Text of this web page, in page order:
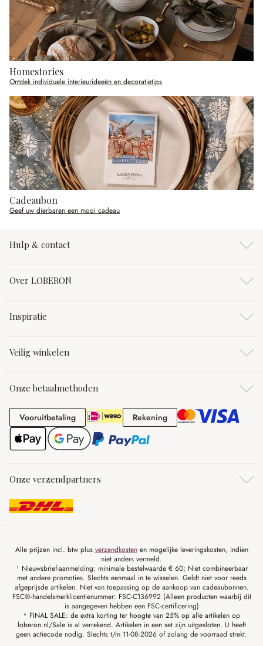
Homestories
Ontdek individuele interieurideeën en decoratietips
Cadeaubon
Geef uw dierbaren een mooi cadeau
Hulp & contact
Over LOBERON
Inspiratie
Veilig winkelen
Onze betaalmethoden
VooruitbetalingVooruitbetaling RekeningRekening
Onze verzendpartners
Alle prijzen incl. btw plus verzendkostenen mogelijke leveringskosten, indien
niet anders vermeld.
¹ Nieuwsbrief-aanmelding: minimale bestelwaarde € 60; Niet combineerbaar
met andere promoties. Slechts eenmaal in te wisselen. Geldt niet voor reeds
afgeprijsde artikelen. Niet van toepassing op de aankoop van cadeaubonnen.
FSC®-handelsmerklicentienummer: FSC-C136992 (Alleen producten waarbij dit
is aangegeven hebben een FSC-certificering)
* FINAL SALE: de extra korting ter hoogte van 25% op alle artikelen op
loberon.nl/Sale is al verrekend. Artikelen in een set zijn uitgesloten. U heeft
geen actiecode nodig. Slechts t/m 11-08-2026 of zolang de voorraad strekt.